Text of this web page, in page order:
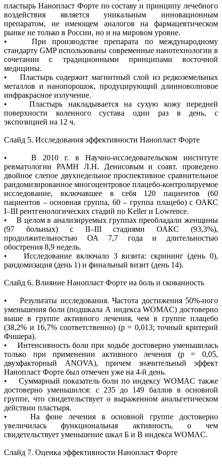
пластырь Нанопласт Форте по составу и принципу лечебного
воздействия является уникальным инновационным
препаратом, не имеющем аналогов на фармацевтическом
рынке не только в России, но и на мировом уровне.
• При производстве препарата по международному
стандарту GMP использованы современные нанотехнологии в
сочетании с традиционными принципами восточной
медицины.
• Пластырь содержит магнитный слой из редкоземельных
металлов и нанопорошок, продуцирующий длинноволновое
инфракрасное излучение.
• Пластырь накладывается на сухую кожу передней
поверхности коленного сустава один раз в день, с
экспозицией на 12 ч.
Слайд 5. Исследования эффективности Нанопласт Форте
• В 2010 г. в Научно-исследовательском институте
ревматологии РАМН Л.Н. Денисовым и соавт. проведено
двойное слепое двухнедельное проспективное сравнительное
рандомизированное многоцентровое плацебо-контролируемое
исследование, включавшее в себя 120 пациентов (60
пациентов – основная группа, 60 – группа плацебо) с ОАКС
I–III рентгенологических стадий по Keller и Lowrence.
• В целом в анализируемых группах преобладали женщины
(97 больных) с II–III стадиями ОАКС (93,3%),
продолжительностью ОА 7,7 года и длительностью
обострения 8,9 недель.
• Исследование включало 3 визита: скрининг (день 0),
рандомизация (день 1) и финальный визит (день 14).
Слайд 6. Влияние Нанопласт Форте на боль и скованность
• Результаты исследования. Частота достижения 50%-ного
уменьшения боли (подшкала А индекса WOMAC) достоверно
выше в группе активного лечения, чем в группе плацебо
(38,2% и 16,7% соответственно) (р = 0,013; точный критерий
Фишера).
• Интенсивность боли при ходьбе достоверно уменьшилась
только при применении активного лечения (р = 0,05,
двухфакторный ANOVA), причем значительный эффект
Нанопласт Форте был отмечен уже на 4-й день.
• Суммарный показатель боли по индексу WOMAC также
достоверно уменьшился: с 235 до 149 баллов в основной
группе, что свидетельствует о выраженном анальгетическом
действии пластыря.
• На фоне лечения в основной группе достоверно
увеличилась функциональная активность, о чем
свидетельствует уменьшение шкал Б и В индекса WOMAC.
Слайд 7. Оценка эффективности Нанопласт Форте